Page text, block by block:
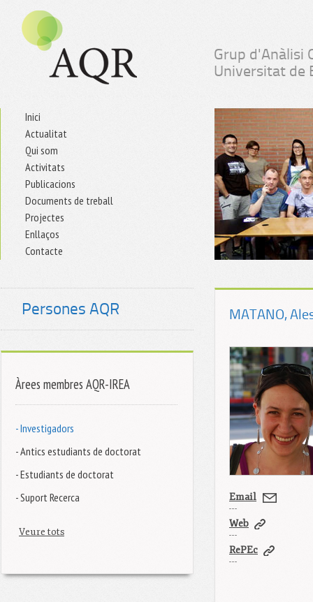
Grup d'Anàlisi
Universitat de
Inici
Actualitat
Qui som
Activitats
Publicacions
Documents de treball
Projectes
Enllaços
Contacte
Persones AQR
Àrees membres AQR-IREA
- Investigadors
- Antics estudiants de doctorat
- Estudiants de doctorat
- Suport Recerca
Veure tots
MATANO,
Email
Web
RePEc